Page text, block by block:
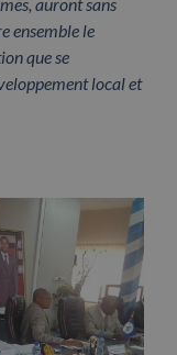
ensemble le
que se
local et